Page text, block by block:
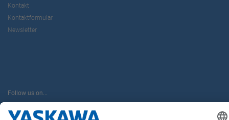
Kontakt
Kontaktformular
Newsletter
Follow us on...